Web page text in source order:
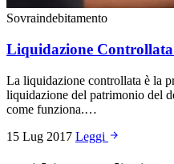
Sovraindebitamento
Liquidazione
La liquidazione controllata è la
liquidazione del patrimonio del
come funziona.…
15 Lug 2017 Leggi